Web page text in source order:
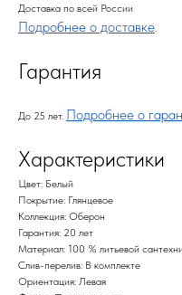
Доставка по всей России
Подробнее о доставке.
Гарантия
До 25 лет. Подробнее о
Характеристики
Цвет: Белый
Покрытие: Глянцевое
Коллекция: Оберон
Гарантия: 20 лет
Материал: 100 % литьевой
Слив-перелив: В комплекте
Ориентация: Левая